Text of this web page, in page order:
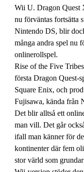
Wii U. Dragon Quest
nu förväntas fortsätta
Nintendo DS, blir
många andra spel nu
onlinerollspel.
Rise of the Five
första Dragon Quest-
Square Enix, och
Fujisawa, kända från
Det blir alltså ett
man vill. Det går
ifall man känner för
kontinenter där fem
stor värld som